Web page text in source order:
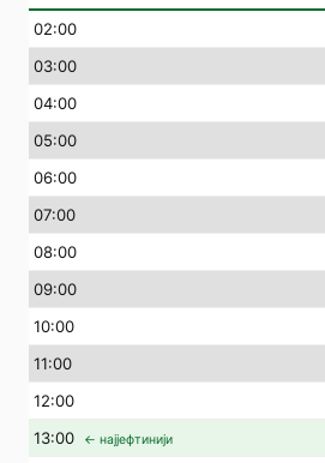
02:00
03:00
04:00
05:00
06:00
07:00
08:00
09:00
10:00
11:00
12:00
13:00 ← најјефтинији